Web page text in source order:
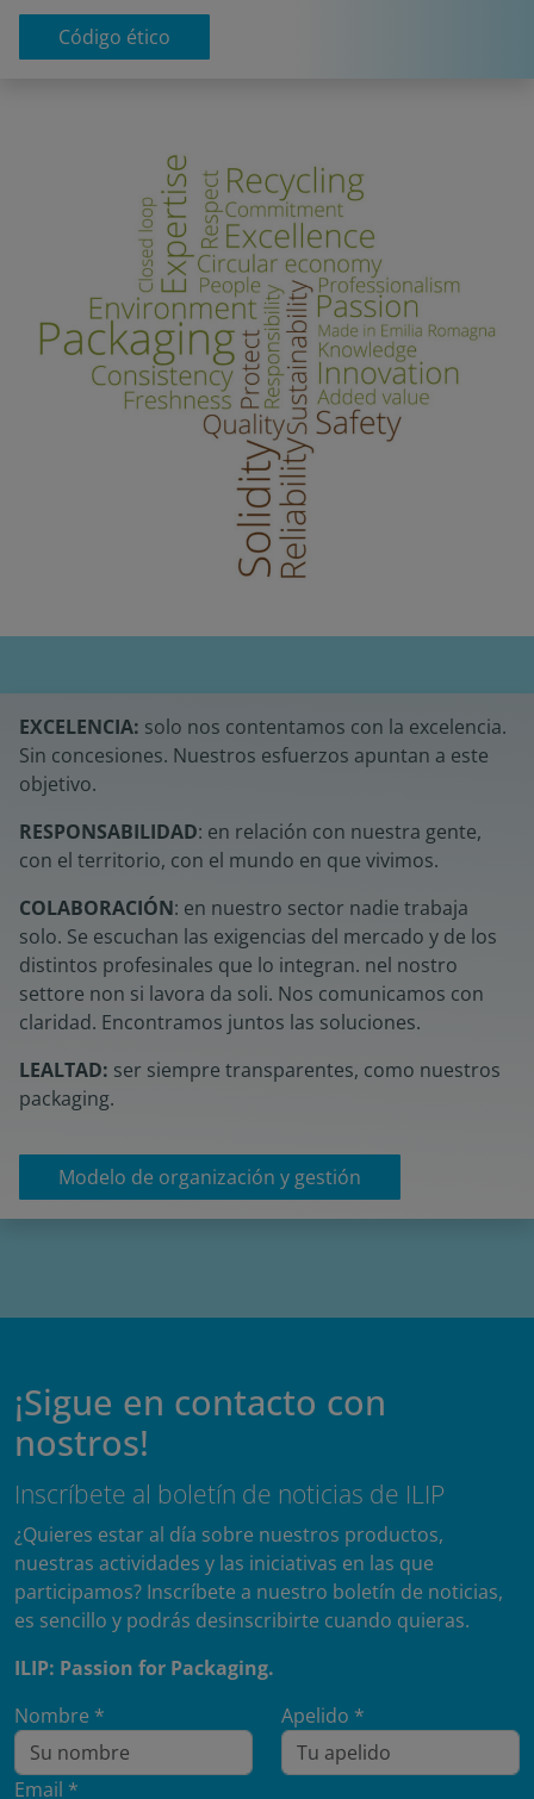
Código ético
EXCELENCIA: solo nos contentamos con la excelencia.
Sin concesiones. Nuestros esfuerzos apuntan a este
objetivo.
RESPONSABILIDAD: en relación con nuestra gente,
con el territorio, con el mundo en que vivimos.
COLABORACIÓN: en nuestro sector nadie trabaja
solo. Se escuchan las exigencias del mercado y de los
distintos profesinales que lo integran. nel nostro
settore non si lavora da soli. Nos comunicamos con
claridad. Encontramos juntos las soluciones.
LEALTAD: ser siempre transparentes, como nuestros
packaging.
Modelo de organización y gestión
¡Sigue en contacto con
nostros!
Inscríbete al boletín de noticias de ILIP
¿Quieres estar al día sobre nuestros productos,
nuestras actividades y las iniciativas en las que
participamos? Inscríbete a nuestro boletín de noticias,
es sencillo y podrás desinscribirte cuando quieras.
ILIP: Passion for Packaging.
Nombre *
Apelido *
Email *